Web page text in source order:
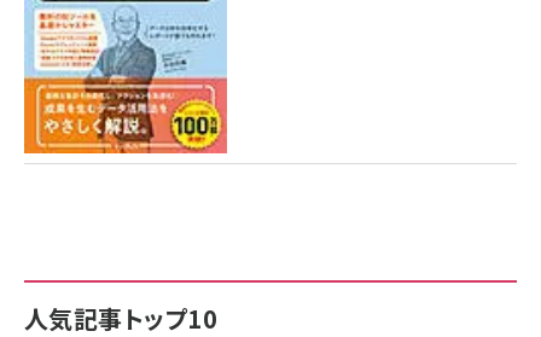
人気記事トップ10